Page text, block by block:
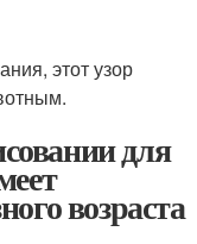
этот узор
для
возраста